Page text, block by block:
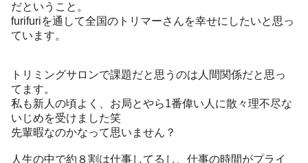
だということ。
furifuriを通して全国のトリマーさんを幸せにしたいと思っ
ています。
トリミングサロンで課題だと思うのは人間関係だと思っ
てます。
私も新人の頃よく、お局とやら1番偉い人に散々理不尽な
いじめを受けました笑
先輩暇なのかなって思いません？
人生の中で約８割は仕事してるし、仕事の時間がプライ